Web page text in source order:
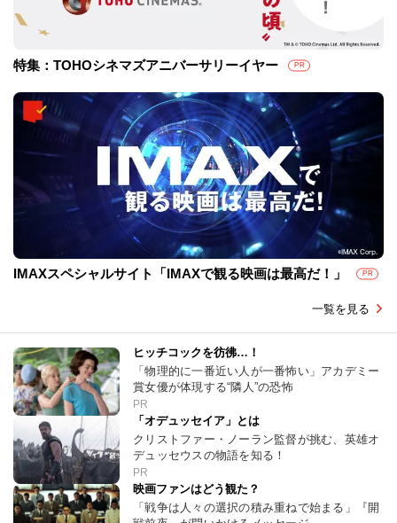
特集：TOHOシネマズアニバーサリーイヤー PR
IMAXスペシャルサイト「IMAXで観る映画は最高だ！」 PR
一覧を見る
ヒッチコックを彷彿…！
「物理的に一番近い人が一番怖い」アカデミー
賞女優が体現する“隣人”の恐怖
PR
「オデュッセイア」とは
クリストファー・ノーラン監督が挑む、英雄オ
デュッセウスの物語を知る！
PR
映画ファンはどう観た？
「戦争は人々の選択の積み重ねで始まる」『開